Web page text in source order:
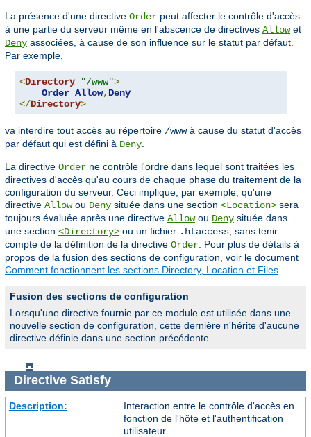
La présence d'une directive Order peut affecter le contrôle d'accès
à une partie du serveur même en l'abscence de directives Allowet
Deny associées, à cause de son influence sur le statut par défaut.
Par exemple,
<Directory "/www">
Order Allow, Deny
</Directory>
va interdire tout accès au répertoire /wwwà cause du statut d'accès
par défaut qui est défini à Deny
La directive Order ne contrôle l'ordre dans lequel sont traitées les
directives d'accès qu'au cours de chaque phase du traitement de la
configuration du serveur. Ceci implique, par exemple, qu'une
directive Allowou Deny située dans une section <Location> sera
toujours évaluée après une directive Allowou Deny située dans
une section <Directory> ou un fichier .htaccess , sans tenir
compte de la définition de la directive Order . Pour plus de détails à
propos de la fusion des sections de configuration, voir le document
Comment fonctionnent les sections Directory, Location et Files
Fusion des sections de configuration
Lorsqu'une directive fournie par ce module est utilisée dans une
nouvelle section de configuration, cette dernière n'hérite d'aucune
directive définie dans une section précédente.
Directive Satisfy
Description:
Interaction entre le contrôle d'accès en
fonction de l'hôte et l'authentification
utilisateur